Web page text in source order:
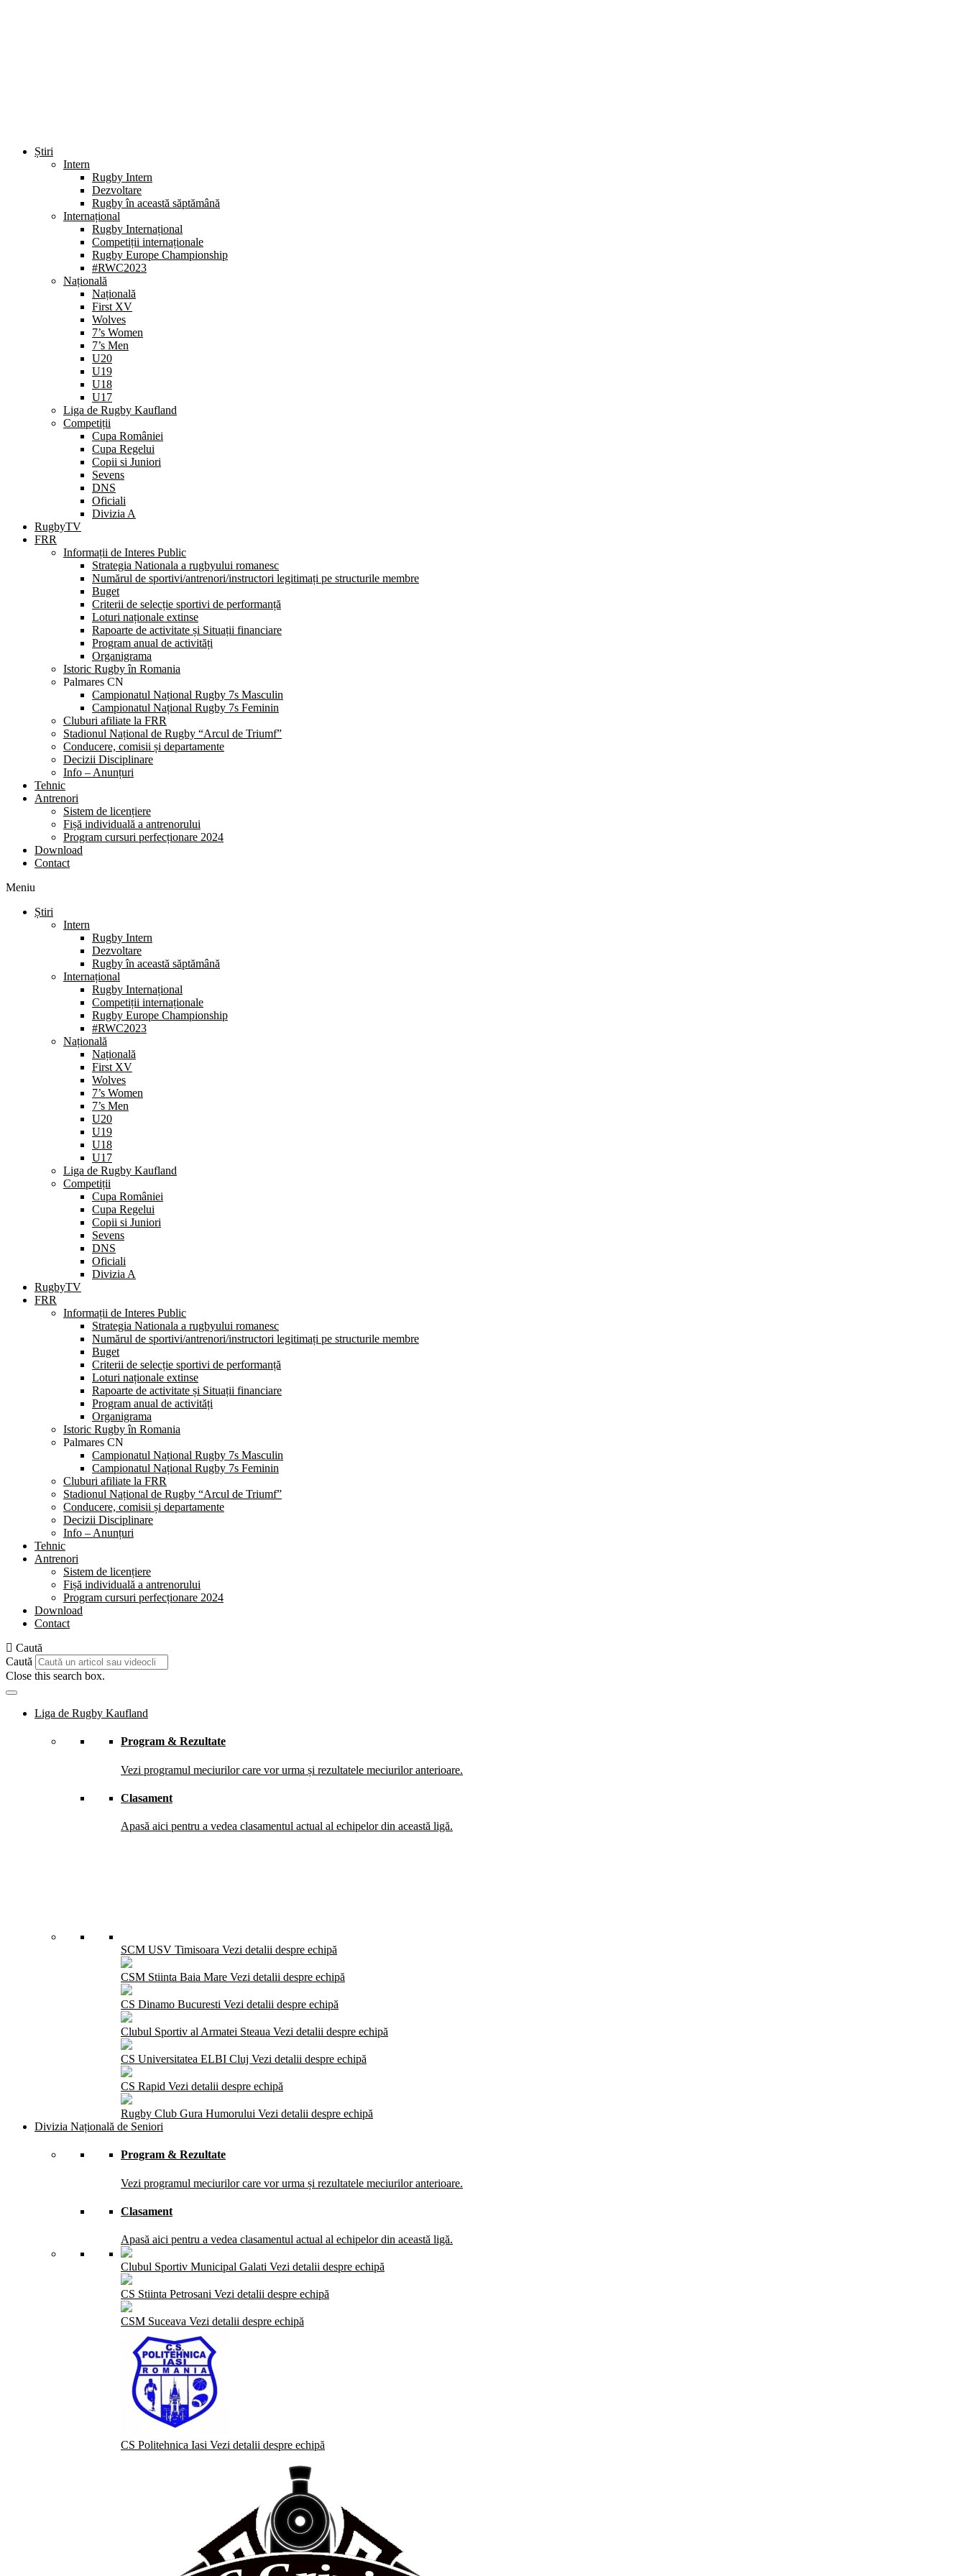
Știri
Intern
Rugby Intern
Dezvoltare
Rugby în această săptămână
Internațional
Rugby Internațional
Competiții internaționale
Rugby Europe Championship
#RWC2023
Națională
Națională
First XV
Wolves
7’s Women
7’s Men
U20
U19
U18
U17
Liga de Rugby Kaufland
Competiții
Cupa României
Cupa Regelui
Copii si Juniori
Sevens
DNS
Oficiali
Divizia A
RugbyTV
FRR
Informații de Interes Public
Strategia Nationala a rugbyului romanesc
Numărul de sportivi/antrenori/instructori legitimați pe structurile membre
Buget
Criterii de selecție sportivi de performanță
Loturi naționale extinse
Rapoarte de activitate și Situații financiare
Program anual de activități
Organigrama
Istoric Rugby în Romania
Palmares CN
Campionatul Național Rugby 7s Masculin
Campionatul Național Rugby 7s Feminin
Cluburi afiliate la FRR
Stadionul Național de Rugby “Arcul de Triumf”
Conducere, comisii și departamente
Decizii Disciplinare
Info – Anunțuri
Tehnic
Antrenori
Sistem de licențiere
Fișă individuală a antrenorului
Program cursuri perfecționare 2024
Download
Contact
Meniu
Știri
Intern
Rugby Intern
Dezvoltare
Rugby în această săptămână
Internațional
Rugby Internațional
Competiții internaționale
Rugby Europe Championship
#RWC2023
Națională
Națională
First XV
Wolves
7’s Women
7’s Men
U20
U19
U18
U17
Liga de Rugby Kaufland
Competiții
Cupa României
Cupa Regelui
Copii si Juniori
Sevens
DNS
Oficiali
Divizia A
RugbyTV
FRR
Informații de Interes Public
Strategia Nationala a rugbyului romanesc
Numărul de sportivi/antrenori/instructori legitimați pe structurile membre
Buget
Criterii de selecție sportivi de performanță
Loturi naționale extinse
Rapoarte de activitate și Situații financiare
Program anual de activități
Organigrama
Istoric Rugby în Romania
Palmares CN
Campionatul Național Rugby 7s Masculin
Campionatul Național Rugby 7s Feminin
Cluburi afiliate la FRR
Stadionul Național de Rugby “Arcul de Triumf”
Conducere, comisii și departamente
Decizii Disciplinare
Info – Anunțuri
Tehnic
Antrenori
Sistem de licențiere
Fișă individuală a antrenorului
Program cursuri perfecționare 2024
Download
Contact
Caută
Caută
Close this search box.
Liga de Rugby Kaufland
Program & Rezultate
Vezi programul meciurilor care vor urma și rezultatele meciurilor anterioare.
Clasament
Apasă aici pentru a vedea clasamentul actual al echipelor din această ligă.
SCM USV Timisoara Vezi detalii despre echipă
CSM Stiinta Baia Mare Vezi detalii despre echipă
CS Dinamo Bucuresti Vezi detalii despre echipă
Clubul Sportiv al Armatei Steaua Vezi detalii despre echipă
CS Universitatea ELBI Cluj Vezi detalii despre echipă
CS Rapid Vezi detalii despre echipă
Rugby Club Gura Humorului Vezi detalii despre echipă
Divizia Națională de Seniori
Program & Rezultate
Vezi programul meciurilor care vor urma și rezultatele meciurilor anterioare.
Clasament
Apasă aici pentru a vedea clasamentul actual al echipelor din această ligă.
Clubul Sportiv Municipal Galati Vezi detalii despre echipă
CS Stiinta Petrosani Vezi detalii despre echipă
CSM Suceava Vezi detalii despre echipă
CS Politehnica Iasi Vezi detalii despre echipă